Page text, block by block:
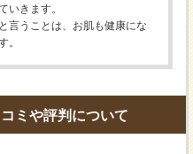
いきます。
言うことは、お肌も健康にな
。
ミや評判について